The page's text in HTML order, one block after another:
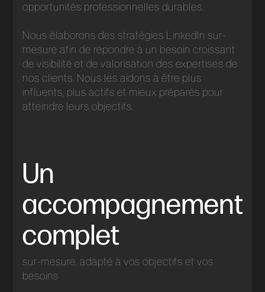
opportunités professionnelles durables.
Nous élaborons des stratégies LinkedIn sur-
mesure afin de répondre à un besoin croissant
de visibilité et de valorisation des expertises de
nos clients. Nous les aidons à être plus
influents, plus actifs et mieux préparés pour
atteindre leurs objectifs.
Un
accompagnement
complet
sur-mesure, adapté à vos objectifs et vos
besoins